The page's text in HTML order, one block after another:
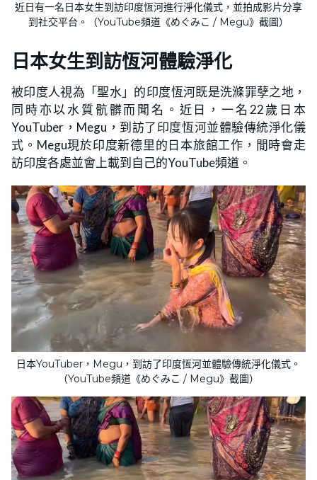
近日有一名日本女生到訪印度恆河進行淨化儀式，並拍成影片分享
到社交平台。（YouTube頻道《めぐみこ / Megu》截圖）
日本女生到訪恆河體驗淨化
被印度人視為「聖水」的印度恆河既是洗滌罪孽之地，
同時亦以水質骯髒而聞名。近日，一名22歲日本
YouTuber，Megu，到訪了印度恆河並體驗傳統淨化儀
式。Megu現於印度新德里的日本旅館工作，閒時會走
訪印度各處並會上載到自己的YouTube頻道。
日本YouTuber，Megu，到訪了印度恆河並體驗傳統淨化儀式。
（YouTube頻道《めぐみこ / Megu》截圖）